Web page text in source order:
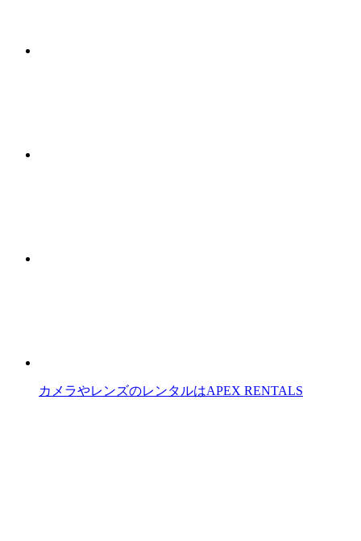
カメラやレンズのレンタルはAPEX RENTALS